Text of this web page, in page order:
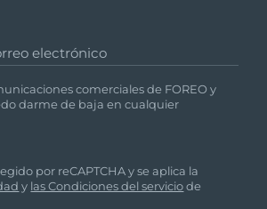
electrónico
comerciales de FOREO y
darme de baja en cualquier
por reCAPTCHA y se aplica la
y las Condiciones del serviciode